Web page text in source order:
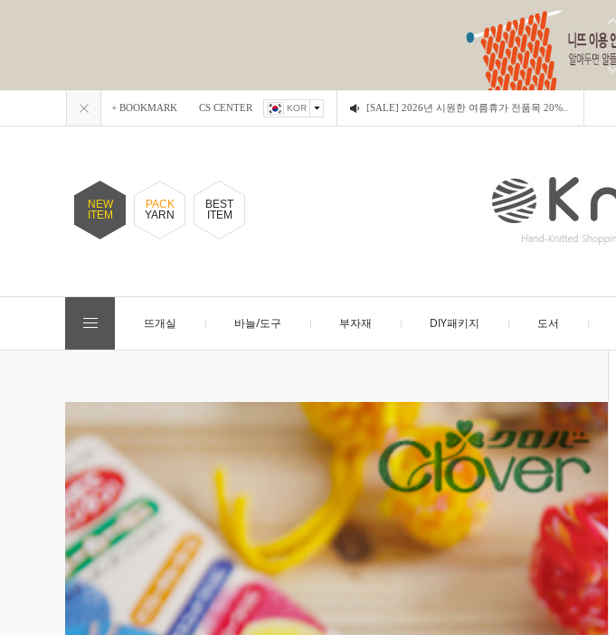
+ BOOKMARK CS CENTER KOR [SALE] 2026년 시원한 여름휴가 전품목 20%..
NEW
ITEM
PACK
YARN
BEST
ITEM
뜨개실 바늘/도구 부자재 DIY패키지 도서